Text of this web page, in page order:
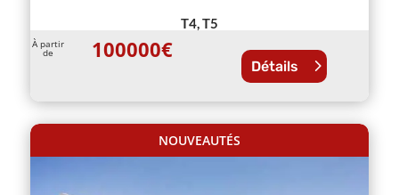
T4, T5
À partir
de 100000€
Détails
NOUVEAUTÉS